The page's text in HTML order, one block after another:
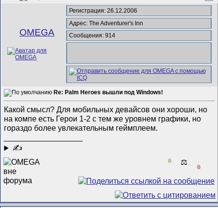
ОMEGA
Регистрация: 26.12.2006
Адрес: The Adventurer's Inn
Сообщения: 914
Re: Palm Heroes вышли под Windows!
Какой смысл? Для мобильных девайсов они хороши, но
на компе есть Герои 1-2 с тем же уровнем графики, но
гораздо более увлекательным геймплеем.
✍
0 ⚖️
0